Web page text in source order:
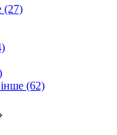
(27)
(62)